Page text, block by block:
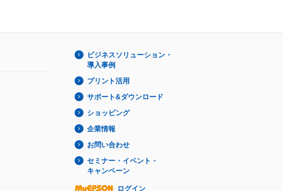
ビジネスソリューション・
導入事例
プリント活用
サポート&ダウンロード
ショッピング
企業情報
お問い合わせ
セミナー・イベント・
キャンペーン
ログイン